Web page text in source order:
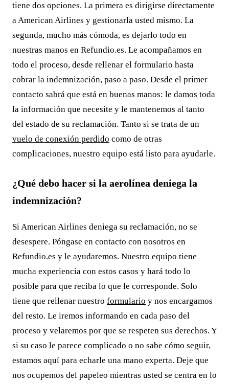
tiene dos opciones. La primera es dirigirse directamente
a American Airlines y gestionarla usted mismo. La
segunda, mucho más cómoda, es dejarlo todo en
nuestras manos en Refundio.es. Le acompañamos en
todo el proceso, desde rellenar el formulario hasta
cobrar la indemnización, paso a paso. Desde el primer
contacto sabrá que está en buenas manos: le damos toda
la información que necesite y le mantenemos al tanto
del estado de su reclamación. Tanto si se trata de un
vuelo de conexión perdido como de otras
complicaciones, nuestro equipo está listo para ayudarle.
¿Qué debo hacer si la aerolínea deniega la
indemnización?
Si American Airlines deniega su reclamación, no se
desespere. Póngase en contacto con nosotros en
Refundio.es y le ayudaremos. Nuestro equipo tiene
mucha experiencia con estos casos y hará todo lo
posible para que reciba lo que le corresponde. Solo
tiene que rellenar nuestro formulario y nos encargamos
del resto. Le iremos informando en cada paso del
proceso y velaremos por que se respeten sus derechos. Y
si su caso le parece complicado o no sabe cómo seguir,
estamos aquí para echarle una mano experta. Deje que
nos ocupemos del papeleo mientras usted se centra en lo